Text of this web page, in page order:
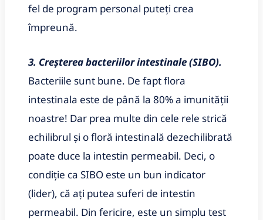
fel de program personal puteți crea
împreună.
3. Creșterea bacteriilor intestinale (SIBO).
Bacteriile sunt bune. De fapt flora
intestinala este de până la 80% a imunității
noastre! Dar prea multe din cele rele strică
echilibrul și o floră intestinală dezechilibrată
poate duce la intestin permeabil. Deci, o
condiție ca SIBO este un bun indicator
(lider), că ați putea suferi de intestin
permeabil. Din fericire, este un simplu test